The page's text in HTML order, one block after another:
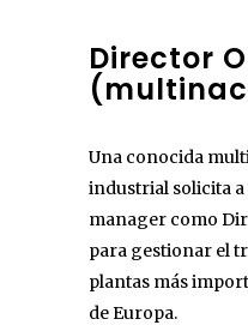
Director
Una conocida
industrial solicita
manager como
para gestionar el
plantas más
de Europa.